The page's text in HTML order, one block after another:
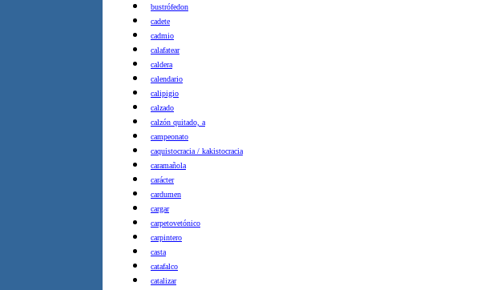
bustrófedon
cadete
cadmio
calafatear
caldera
calendario
calipigio
calzado
calzón quitado, a
campeonato
caquistocracia / kakistocracia
caramañola
carácter
cardumen
cargar
carpetovetónico
carpintero
casta
catafalco
catalizar